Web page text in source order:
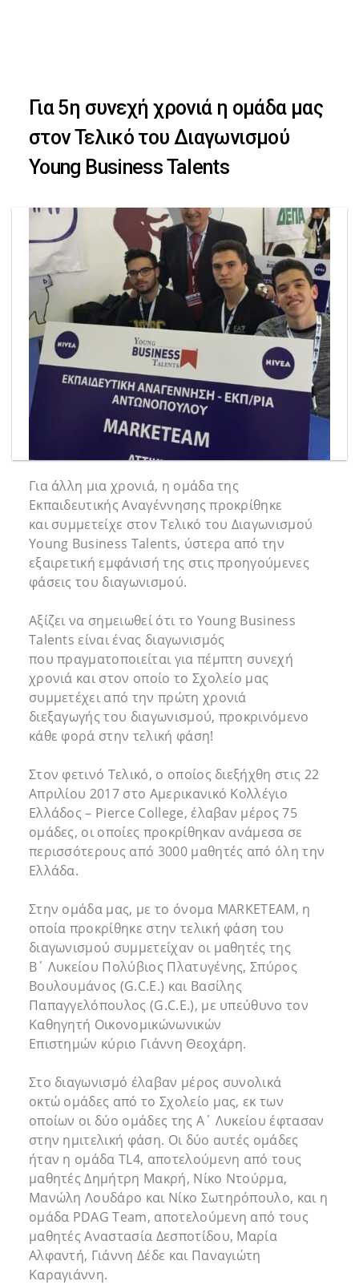
navigation
content
Για 5η συνεχή χρονιά η ομάδα μας
στον Τελικό του Διαγωνισμού
Young Business Talents
Για άλλη μια χρονιά, η ομάδα της
Εκπαιδευτικής Αναγέννησης προκρίθηκε
και συμμετείχε στον Τελικό του Διαγωνισμού
Young Business Talents, ύστερα από την
εξαιρετική εμφάνισή της στις προηγούμενες
φάσεις του διαγωνισμού.
Αξίζει να σημειωθεί ότι το Young Business
Talents είναι ένας διαγωνισμός
που πραγματοποιείται για πέμπτη συνεχή
χρονιά και στον οποίο το Σχολείο μας
συμμετέχει από την πρώτη χρονιά
διεξαγωγής του διαγωνισμού, προκρινόμενο
κάθε φορά στην τελική φάση!
Στον φετινό Τελικό, ο οποίος διεξήχθη στις 22
Απριλίου 2017 στο Αμερικανικό Κολλέγιο
Ελλάδος – Pierce College, έλαβαν μέρος 75
ομάδες, οι οποίες προκρίθηκαν ανάμεσα σε
περισσότερους από 3000 μαθητές από όλη την
Ελλάδα.
Στην ομάδα μας, με το όνομα ΜARKETEAM, η
οποία προκρίθηκε στην τελική φάση του
διαγωνισμού συμμετείχαν οι μαθητές της
Β΄ Λυκείου Πολύβιος Πλατυγένης, Σπύρος
Βουλουμάνος (G.C.E.) και Βασίλης
Παπαγγελόπουλος (G.C.E.), με υπεύθυνο τον
Καθηγητή Οικονομικώνωνικών
Επιστημών κύριο Γιάννη Θεοχάρη.
Στο διαγωνισμό έλαβαν μέρος συνολικά
οκτώ ομάδες από το Σχολείο μας, εκ των
οποίων οι δύο ομάδες της Α΄ Λυκείου έφτασαν
στην ημιτελική φάση. Οι δύο αυτές ομάδες
ήταν η ομάδα TL4, αποτελούμενη από τους
μαθητές Δημήτρη Μακρή, Νίκο Ντούρμα,
Μανώλη Λουδάρο και Νίκο Σωτηρόπουλο, και η
ομάδα PDAG Team, αποτελούμενη από τους
μαθητές Aναστασία Δεσποτίδου, Μαρία
Αλφαντή, Γιάννη Δέδε και Παναγιώτη
Καραγιάννη.